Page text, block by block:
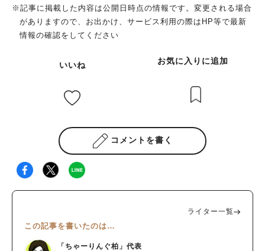
※記事に掲載した内容は公開日時点の情報です。変更される場合
がありますので、お出かけ、サービス利用の際はHP等で最新
情報の確認をしてください
いいね お気に入りに追加
コメントを書く
ライター一覧
この記事を書いたのは…
「ちゃーりんぐ柏」代表